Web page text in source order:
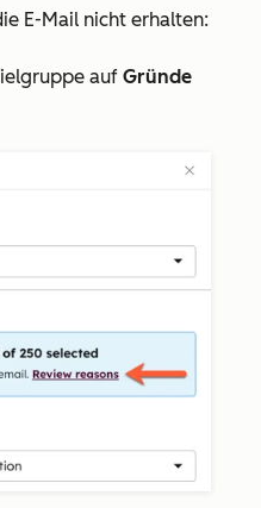
E-Mail nicht erhalten:
auf Gründe